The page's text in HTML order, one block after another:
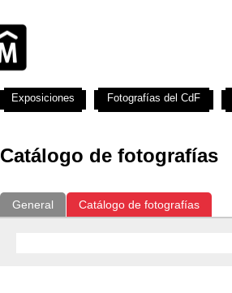
Catálogo de fotografías
General Catálogo de fotografías
Exposiciones Fotografías del CdF